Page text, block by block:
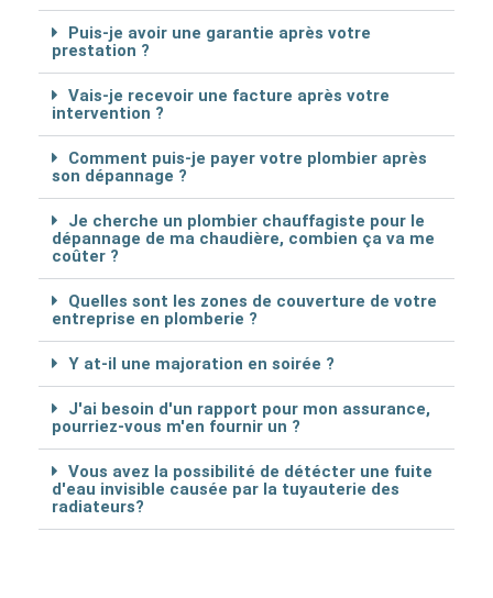
Puis-je avoir une garantie après votre
prestation ?
Vais-je recevoir une facture après votre
intervention ?
Comment puis-je payer votre plombier après
son dépannage ?
Je cherche un plombier chauffagiste pour le
dépannage de ma chaudière, combien ça va me
coûter ?
Quelles sont les zones de couverture de votre
entreprise en plomberie ?
Y at-il une majoration en soirée ?
J'ai besoin d'un rapport pour mon assurance,
pourriez-vous m'en fournir un ?
Vous avez la possibilité de détécter une fuite
d'eau invisible causée par la tuyauterie des
radiateurs?